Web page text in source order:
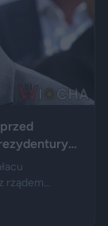
rządem
w